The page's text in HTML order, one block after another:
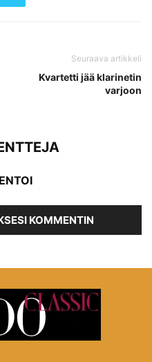
Seuraava artikkeli
Kvartetti jää klarinetin
varjoon
KOMMENTIN